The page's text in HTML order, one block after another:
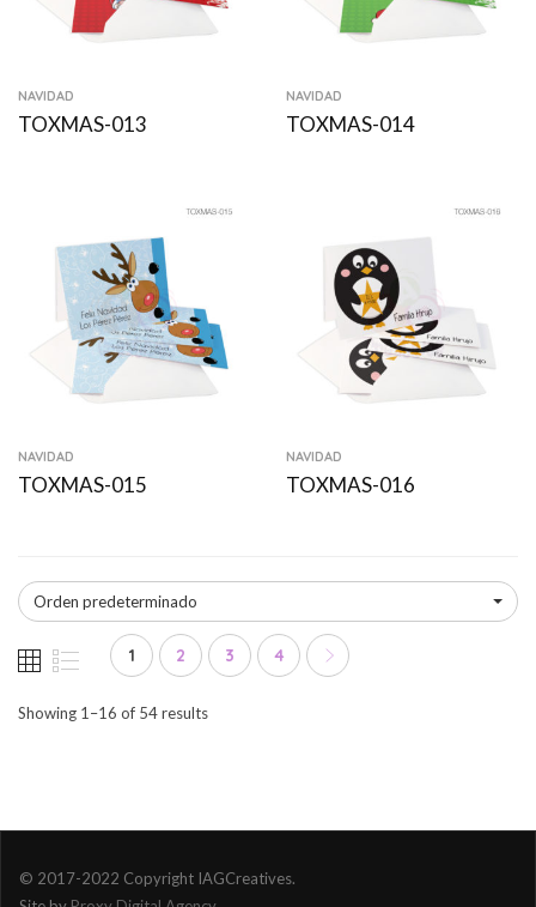
NAVIDAD
TOXMAS-013
NAVIDAD
TOXMAS-014
NAVIDAD
TOXMAS-015
NAVIDAD
TOXMAS-016
Orden predeterminado
1 2 3 4
Showing 1–16 of 54 results
© 2017-2022 Copyright IAGCreatives.